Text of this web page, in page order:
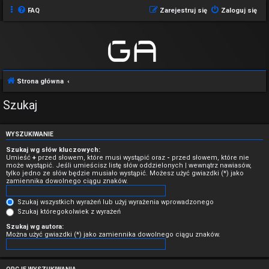
FAQ Zaloguj się
Zarejestruj się
Strona główna
Szukaj
WYSZUKIWANIE
Szukaj wg słów kluczowych:
Umieść + przed słowem, które musi wystąpić oraz - przed słowem, które nie
może wystąpić. Jeśli umieścisz listę słów oddzielonych | wewnątrz nawiasów,
tylko jedno ze słów będzie musiało wystąpić. Możesz użyć gwiazdki (*) jako
zamiennika dowolnego ciągu znaków.
Szukaj wszystkich wyrażeń lub użyj wyrażenia wprowadzonego
Szukaj któregokolwiek z wyrażeń
Szukaj wg autora:
Można użyć gwiazdki (*) jako zamiennika dowolnego ciągu znaków.